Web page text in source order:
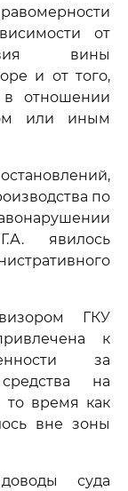
от
вины
и от того,
в отношении
или иным
по
явилось
ГКУ
к
за
на
то время как
вне зоны
суда